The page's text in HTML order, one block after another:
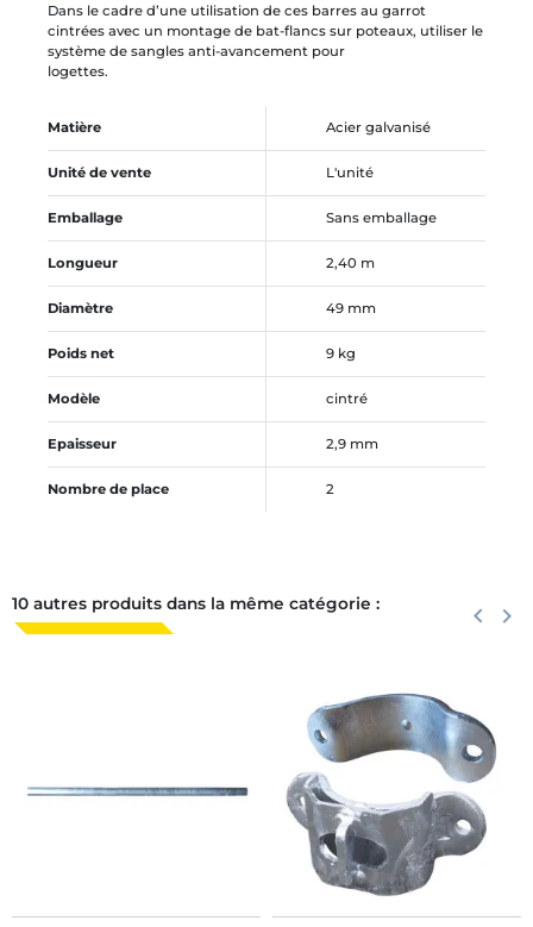
Dans le cadre d’une utilisation de ces barres au garrot
cintrées avec un montage de bat-flancs sur poteaux, utiliser le
système de sangles anti-avancement pour
logettes.
Matière Acier galvanisé
Unité de vente L'unité
Emballage Sans emballage
Longueur 2,40 m
Diamètre 49 mm
Poids net 9 kg
Modèle cintré
Epaisseur 2,9 mm
Nombre de place 2
10 autres produits dans la même catégorie : keyboard_arrow_left keyboard_arrow_right